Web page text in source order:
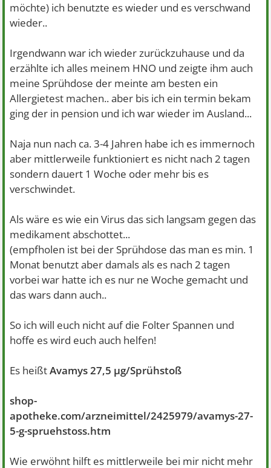
möchte) ich benutzte es wieder und es verschwand
wieder..
Irgendwann war ich wieder zurückzuhause und da
erzählte ich alles meinem HNO und zeigte ihm auch
meine Sprühdose der meinte am besten ein
Allergietest machen.. aber bis ich ein termin bekam
ging der in pension und ich war wieder im Ausland...
Naja nun nach ca. 3-4 Jahren habe ich es immernoch
aber mittlerweile funktioniert es nicht nach 2 tagen
sondern dauert 1 Woche oder mehr bis es
verschwindet.
Als wäre es wie ein Virus das sich langsam gegen das
medikament abschottet...
(empfholen ist bei der Sprühdose das man es min. 1
Monat benutzt aber damals als es nach 2 tagen
vorbei war hatte ich es nur ne Woche gemacht und
das wars dann auch..
So ich will euch nicht auf die Folter Spannen und
hoffe es wird euch auch helfen!
Es heißtAvamys 27,5 µg/Sprühstoß
shop-
apotheke.com/arzneimittel/2425979/avamys-27-
5-g-spruehstoss.htm
Wie erwöhnt hilft es mittlerweile bei mir nicht mehr